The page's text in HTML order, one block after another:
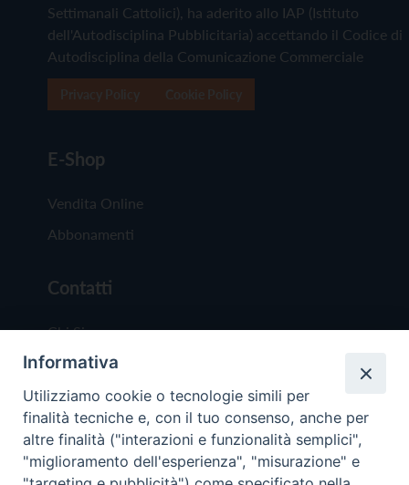
Settimanali Cattolici), ha aderito allo IAP (Istituto
dell'Autodisciplina Pubblicitaria) accettando il Codice di
Autodisciplina della Comunicazione Commerciale
E-Shop
Vendita Online
Abbonamenti
Contatti
Chi Siamo
Redazione
Scrivici
Informativa
Utilizziamo cookie o tecnologie simili per
finalità tecniche e, con il tuo consenso, anche per
altre finalità ("interazioni e funzionalità semplici",
"miglioramento dell'esperienza", "misurazione" e